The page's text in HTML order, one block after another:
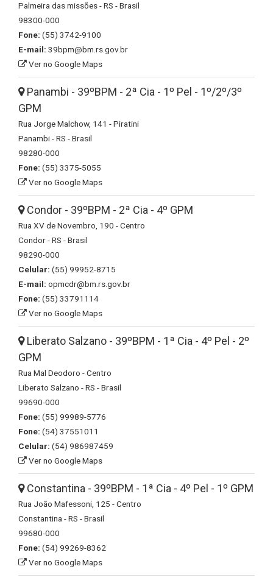
Palmeira das missões - RS - Brasil
98300-000
Fone: (55) 3742-9100
E-mail: 39bpm@bm.rs.gov.br
Ver no Google Maps
Panambi - 39ºBPM - 2ª Cia - 1º Pel - 1º/2º/3º
GPM
Rua Jorge Malchow, 141 - Piratini
Panambi - RS - Brasil
98280-000
Fone: (55) 3375-5055
Ver no Google Maps
Condor - 39ºBPM - 2ª Cia - 4º GPM
Rua XV de Novembro, 190 - Centro
Condor - RS - Brasil
98290-000
Celular: (55) 99952-8715
E-mail: opmcdr@bm.rs.gov.br
Fone: (55) 33791114
Ver no Google Maps
Liberato Salzano - 39ºBPM - 1ª Cia - 4º Pel - 2º
GPM
Rua Mal Deodoro - Centro
Liberato Salzano - RS - Brasil
99690-000
Fone: (55) 99989-5776
Fone: (54) 37551011
Celular: (54) 986987459
Ver no Google Maps
Constantina - 39ºBPM - 1ª Cia - 4º Pel - 1º GPM
Rua João Mafessoni, 125 - Centro
Constantina - RS - Brasil
99680-000
Fone: (54) 99269-8362
Ver no Google Maps